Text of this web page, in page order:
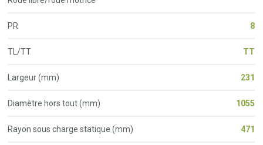
PR 8
TL/TT TT
Largeur (mm) 231
Diamètre hors tout (mm) 1055
Rayon sous charge statique (mm) 471